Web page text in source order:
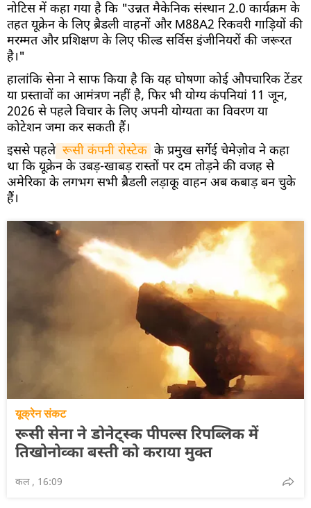
नोटिस में कहा गया है कि "उन्नत मैकेनिक संस्थान 2.0 कार्यक्रम के
तहत यूक्रेन के लिए ब्रैडली वाहनों और M88A2 रिकवरी गाड़ियों की
मरम्मत और प्रशिक्षण के लिए फील्ड सर्विस इंजीनियरों की जरूरत
है।"
हालांकि सेना ने साफ किया है कि यह घोषणा कोई औपचारिक टेंडर
या प्रस्तावों का आमंत्रण नहीं है, फिर भी योग्य कंपनियां 11 जून,
2026 से पहले विचार के लिए अपनी योग्यता का विवरण या
कोटेशन जमा कर सकती हैं।
इससे पहले रूसी कंपनी रोस्टेक के प्रमुख सर्गेई चेमेज़ोव ने कहा
था कि यूक्रेन के उबड़-खाबड़ रास्तों पर दम तोड़ने की वजह से
अमेरिका के लगभग सभी ब्रैडली लड़ाकू वाहन अब कबाड़ बन चुके
हैं।
यूक्रेन संकट
रूसी सेना ने डोनेट्स्क पीपल्स रिपब्लिक में
तिखोनोव्का बस्ती को कराया मुक्त
कल , 16:09